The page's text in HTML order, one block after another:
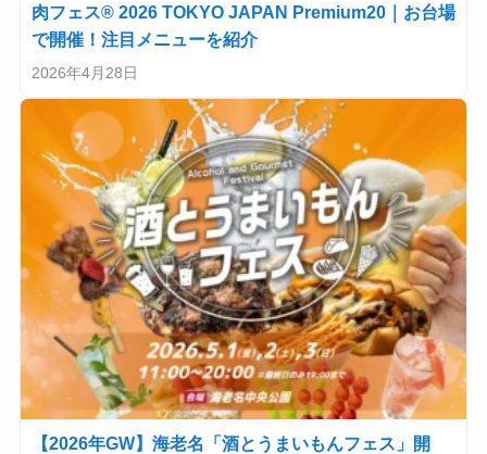
肉フェス® 2026 TOKYO JAPAN Premium20｜お台場
で開催！注目メニューを紹介
2026年4月28日
【2026年GW】海老名「酒とうまいもんフェス」開